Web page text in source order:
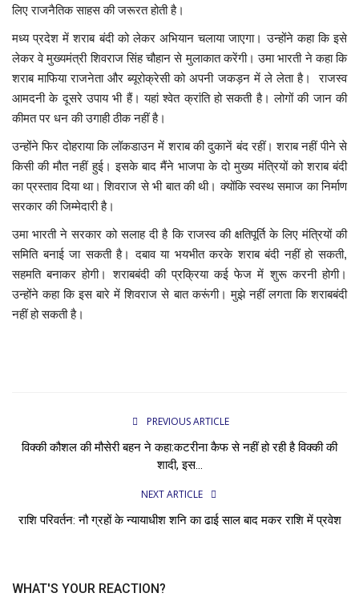
मध्यप्रदेश
छत्तीसगढ़
मनोरंजन
लाइफस्टाइल
खेल
व्यापार
टेक न्यूज़
लिए राजनैतिक साहस की जरूरत होती है।
मध्य प्रदेश में शराब बंदी को लेकर अभियान चलाया जाएगा। उन्होंने कहा कि इसे
लेकर वे मुख्यमंत्री शिवराज सिंह चौहान से मुलाकात करेंगी। उमा भारती ने कहा कि
शराब माफिया राजनेता और ब्यूरोक्रेसी को अपनी जकड़न में ले लेता है। राजस्व
आमदनी के दूसरे उपाय भी हैं। यहां श्वेत क्रांति हो सकती है। लोगों की जान की
कीमत पर धन की उगाही ठीक नहीं है।
उन्होंने फिर दोहराया कि लॉकडाउन में शराब की दुकानें बंद रहीं। शराब नहीं पीने से
किसी की मौत नहीं हुई। इसके बाद मैंने भाजपा के दो मुख्य मंत्रियों को शराब बंदी
का प्रस्ताव दिया था। शिवराज से भी बात की थी। क्योंकि स्वस्थ समाज का निर्माण
सरकार की जिम्मेदारी है।
उमा भारती ने सरकार को सलाह दी है कि राजस्व की क्षतिपूर्ति के लिए मंत्रियों की
समिति बनाई जा सकती है। दबाव या भयभीत करके शराब बंदी नहीं हो सकती,
सहमति बनाकर होगी। शराबबंदी की प्रक्रिया कई फेज में शुरू करनी होगी।
उन्होंने कहा कि इस बारे में शिवराज से बात करूंगी। मुझे नहीं लगता कि शराबबंदी
नहीं हो सकती है।
PREVIOUS ARTICLE
विक्की कौशल की मौसेरी बहन ने कहा:कटरीना कैफ से नहीं हो रही है विक्की की
शादी, इस...
NEXT ARTICLE
राशि परिवर्तन: नौ ग्रहों के न्यायाधीश शनि का ढाई साल बाद मकर राशि में प्रवेश
WHAT'S YOUR REACTION?